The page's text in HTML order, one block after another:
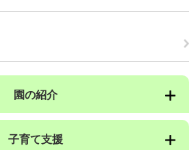
園の紹介
子育て支援